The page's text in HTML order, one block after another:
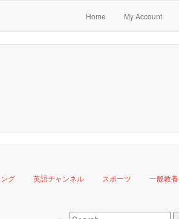
Home My Account
グ 英語チャンネル スポーツ 一般教養